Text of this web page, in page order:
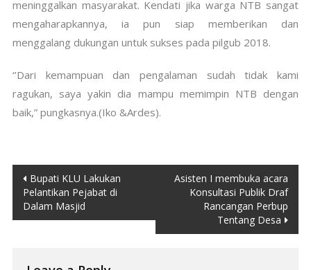
meninggalkan masyarakat. Kendati jika warga NTB sangat
mengaharapkannya, ia pun siap memberikan dan
menggalang dukungan untuk sukses pada pilgub 2018.
‘’Dari kemampuan dan pengalaman sudah tidak kami
ragukan, saya yakin dia mampu memimpin NTB dengan
baik,” pungkasnya.(Iko &Ardes).
Post
navigation
Bupati KLU Lakukan
Pelantikan Pejabat di
Dalam Masjid
Asisten I membuka acara
Konsultasi Publik Draf
Rancangan Perbup
Tentang Desa